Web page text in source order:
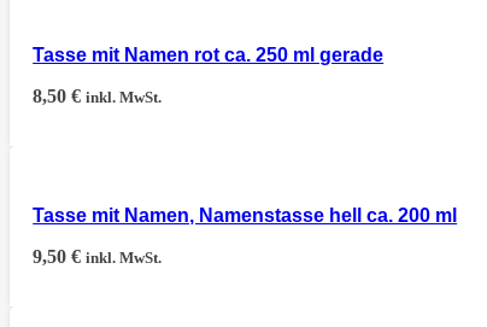
Tasse mit Namen rot ca. 250 ml gerade
8,50€ inkl. MwSt.
Tasse mit Namen, Namenstasse hell ca. 200 ml
9,50€ inkl. MwSt.